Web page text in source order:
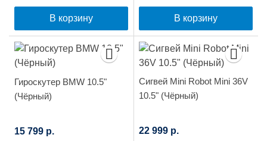
В корзину В корзину
Гироскутер BMW 10.5"
(Чёрный)
15 799 р.
Сигвей Mini Robot Mini 36V
10.5" (Чёрный)
22 999 р.